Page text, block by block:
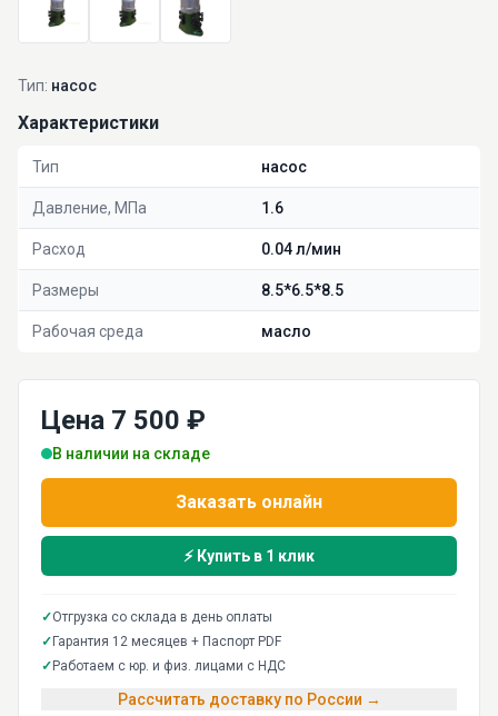
Тип: насос
Характеристики
Тип насос
Давление, МПа 1.6
Расход 0.04 л/мин
Размеры 8.5*6.5*8.5
Рабочая среда масло
Цена 7 500 ₽
В наличии на складе
Заказать онлайн
⚡ Купить в 1 клик
✓Отгрузка со склада в день оплаты
✓ Гарантия 12 месяцев + Паспорт PDF
✓ Работаем с юр. и физ. лицами с НДС
Рассчитать доставку по России →